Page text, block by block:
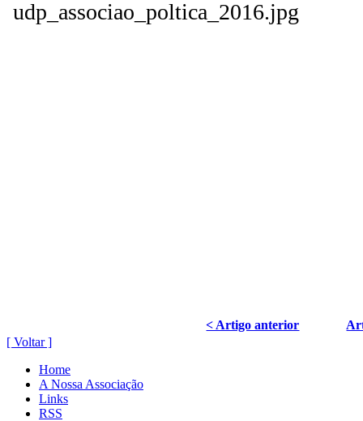
< Artigo anterior
[ Voltar ]
Home
A Nossa Associação
Links
RSS